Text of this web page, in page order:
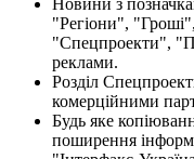
Новини з
"Регіони",
"Спецпроекти",
реклами.
Розділ
комерційними
Будь яке
поширення